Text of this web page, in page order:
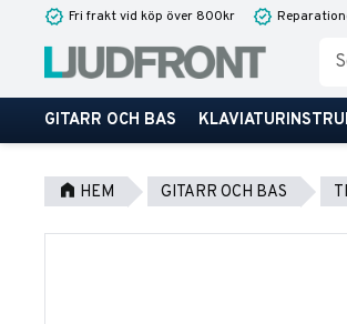
Fri frakt vid köp över 800kr
GITARR OCH BAS
HEM GITARR OCH BAS